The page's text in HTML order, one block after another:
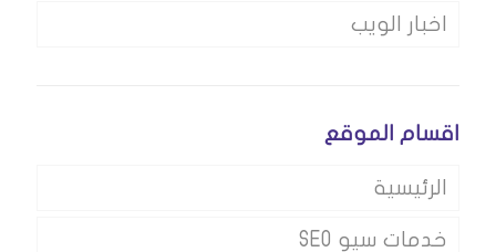
اخبار الويب
اقسام الموقع
الرئيسية
خدمات سيو SEO